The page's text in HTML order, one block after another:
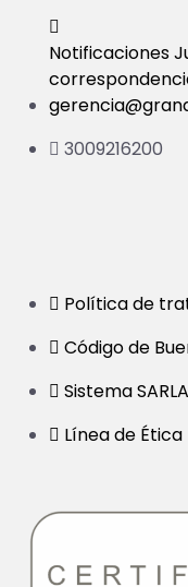
Notificaciones
3009216200
Política de
Código de
Sistema
Línea de Ética